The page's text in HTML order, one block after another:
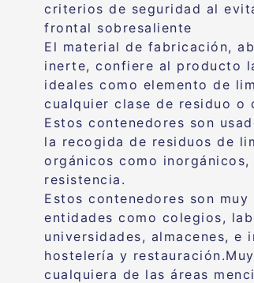
criterios de seguridad al
frontal sobresaliente
El material de fabricación,
inerte, confiere al producto
ideales como elemento de
cualquier clase de residuo o
Estos contenedores son
la recogida de residuos de
orgánicos como inorgánicos,
resistencia.
Estos contenedores son
entidades como colegios,
universidades, almacenes, e
hostelería y
cualquiera de las áreas